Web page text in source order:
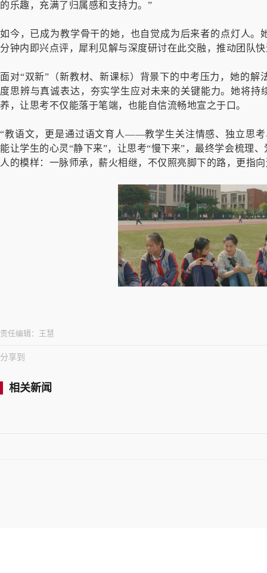
的乐趣，充满了归属感和支持力。”
如今，已成为教学骨干的她，也自觉成为后来者的点灯人
分钟内即兴点评，犀利见解与深度研讨在此交融，推动团队
面对“双新”（新教材、新课标）背景下的中考压力，她的
度思辨与真诚表达，夯实学生应对未来的关键能力。她将持
养，让思考不仅能落于笔端，也能自信流畅地宣之于口。
“教语文，更是通过语文育人——教学生关注情感、独立思
能让学生的心灵“静下来”，让思考“慢下来”，最终学会梳理
人的模样：一脉师承，薪火相继，不仅照亮脚下的路，更指
责任编辑： 王慧
分享到
相关新闻